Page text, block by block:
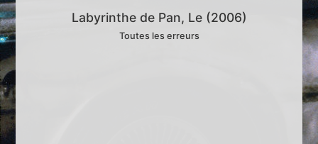
Labyrinthe de Pan, Le (2006)
Toutes les erreurs